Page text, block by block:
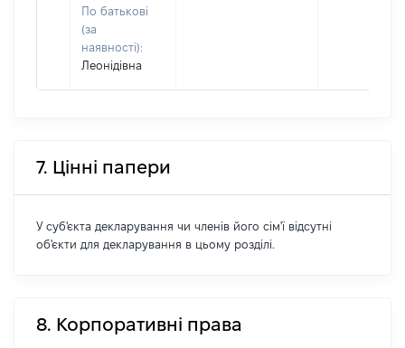
По батькові
(за
наявності):
Леонідівна
7. Цінні папери
У суб'єкта декларування чи членів його сім'ї відсутні
об'єкти для декларування в цьому розділі.
8. Корпоративні права